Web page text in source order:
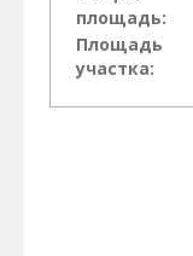
площадь:
Площадь
участка: